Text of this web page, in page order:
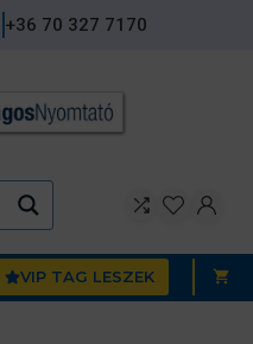
+36 70 327 7170
VIP TAG LESZEK